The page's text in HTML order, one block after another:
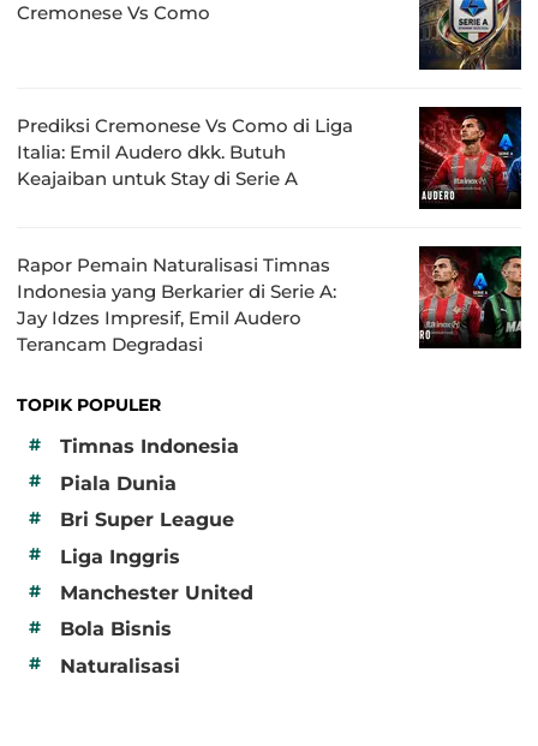
Cremonese Vs Como
Prediksi Cremonese Vs Como di Liga
Italia: Emil Audero dkk. Butuh
Keajaiban untuk Stay di Serie A
Rapor Pemain Naturalisasi Timnas
Indonesia yang Berkarier di Serie A:
Jay Idzes Impresif, Emil Audero
Terancam Degradasi
TOPIK POPULER
#
Timnas Indonesia
# Piala Dunia
# Bri Super League
# Liga Inggris
# Manchester United
# Bola Bisnis
# Naturalisasi